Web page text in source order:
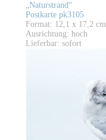
„Naturstrand“
Postkarte pk3105
Format: 12,1 x 17,2 cm
Ausrichtung: hoch
Lieferbar: sofort